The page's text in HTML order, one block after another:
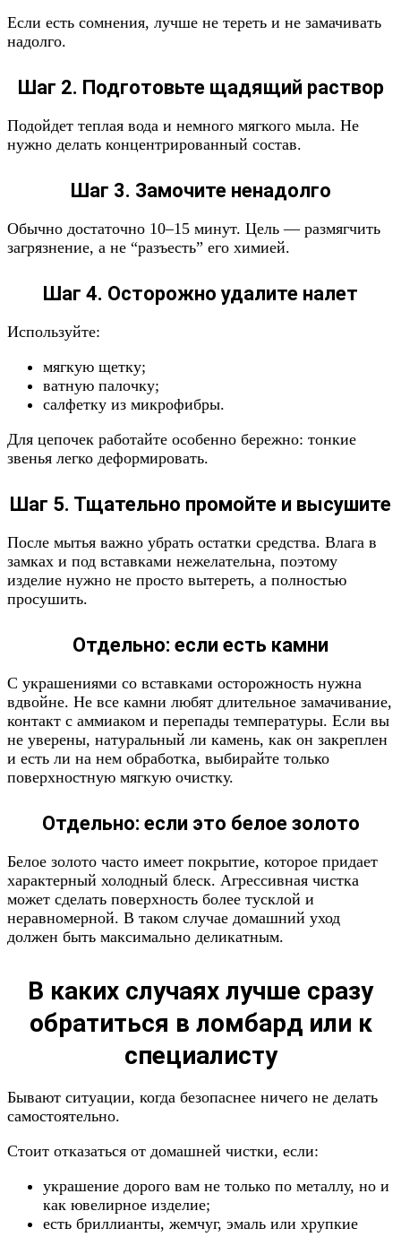
Если есть сомнения, лучше не тереть и не замачивать
надолго.
Шаг 2. Подготовьте щадящий раствор
Подойдет теплая вода и немного мягкого мыла. Не
нужно делать концентрированный состав.
Шаг 3. Замочите ненадолго
Обычно достаточно 10–15 минут. Цель — размягчить
загрязнение, а не “разъесть” его химией.
Шаг 4. Осторожно удалите налет
Используйте:
мягкую щетку;
ватную палочку;
салфетку из микрофибры.
Для цепочек работайте особенно бережно: тонкие
звенья легко деформировать.
Шаг 5. Тщательно промойте и высушите
После мытья важно убрать остатки средства. Влага в
замках и под вставками нежелательна, поэтому
изделие нужно не просто вытереть, а полностью
просушить.
Отдельно: если есть камни
С украшениями со вставками осторожность нужна
вдвойне. Не все камни любят длительное замачивание,
контакт с аммиаком и перепады температуры. Если вы
не уверены, натуральный ли камень, как он закреплен
и есть ли на нем обработка, выбирайте только
поверхностную мягкую очистку.
Отдельно: если это белое золото
Белое золото часто имеет покрытие, которое придает
характерный холодный блеск. Агрессивная чистка
может сделать поверхность более тусклой и
неравномерной. В таком случае домашний уход
должен быть максимально деликатным.
В каких случаях лучше сразу
обратиться в ломбард или к
специалисту
Бывают ситуации, когда безопаснее ничего не делать
самостоятельно.
Стоит отказаться от домашней чистки, если:
украшение дорого вам не только по металлу, но и
как ювелирное изделие;
есть бриллианты, жемчуг, эмаль или хрупкие